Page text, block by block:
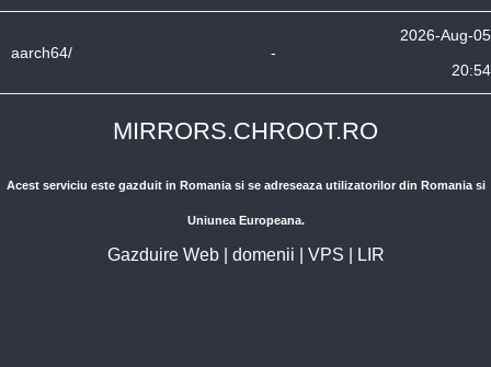
aarch64/ -
2026-Aug-05
20:54
MIRRORS.CHROOT.RO
Acest serviciu este gazduit in Romania si se adreseaza utilizatorilor din Romania si
Uniunea Europeana.
Gazduire Web| domenii VPS LIR